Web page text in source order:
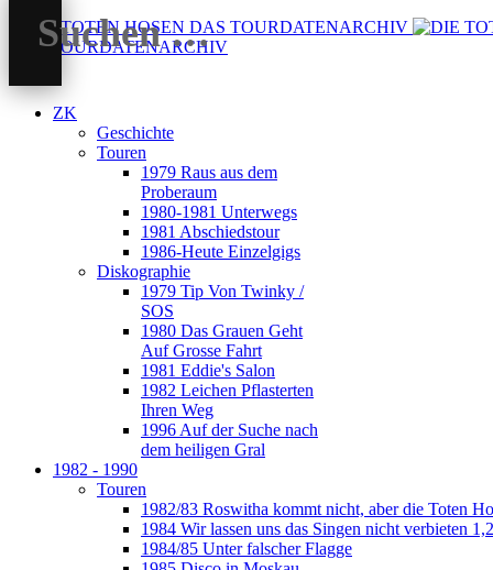
DAS TOURDATENARCHIV
ZK
Geschichte
Touren
1979 Raus aus dem
Proberaum
1980-1981 Unterwegs
1981 Abschiedstour
1986-Heute Einzelgigs
Diskographie
1979 Tip Von Twinky /
SOS
1980 Das Grauen Geht
Auf Grosse Fahrt
1981 Eddie's Salon
1982 Leichen Pflasterten
Ihren Weg
1996 Auf der Suche nach
dem heiligen Gral
1982 - 1990
Touren
1982/83 Roswitha kommt nicht, aber die Toten
1984 Wir lassen uns das Singen nicht verbieten
1984/85 Unter falscher Flagge